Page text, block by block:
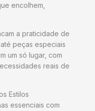
encolhem,
a praticidade de
peças especiais
um só lugar, com
reais de
Estilos
essenciais com